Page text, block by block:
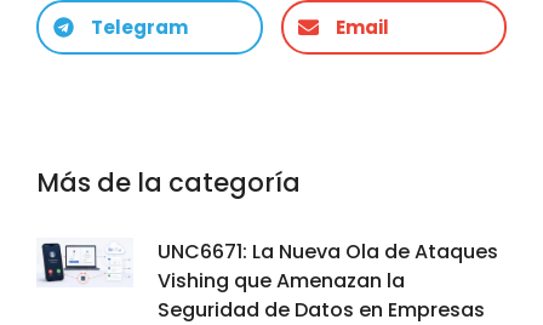
Telegram Email
Más de la categoría
UNC6671: La Nueva Ola de Ataques
Vishing que Amenazan la
Seguridad de Datos en Empresas